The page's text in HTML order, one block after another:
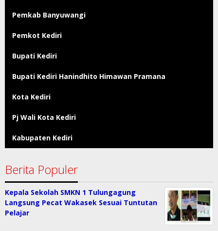
Pemkab Banyuwangi
Pemkot Kediri
Bupati Kediri
Bupati Kediri Hanindhito Himawan Pramana
Kota Kediri
Pj Wali Kota Kediri
Kabupaten Kediri
Berita Populer
Kepala Sekolah SMKN 1 Tulungagung
Langsung Pecat Wakasek Sesuai Tuntutan
Pelajar